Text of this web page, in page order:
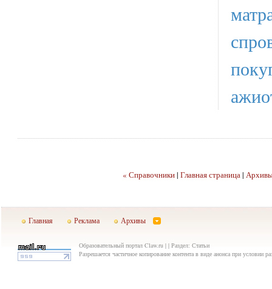
« Справочники| Главная страница |
Главная Реклама Архивы
Образовательный портал Claw.ru | | Раздел: Статьи
Разрешается частичное копирование контента в виде анонса при условии